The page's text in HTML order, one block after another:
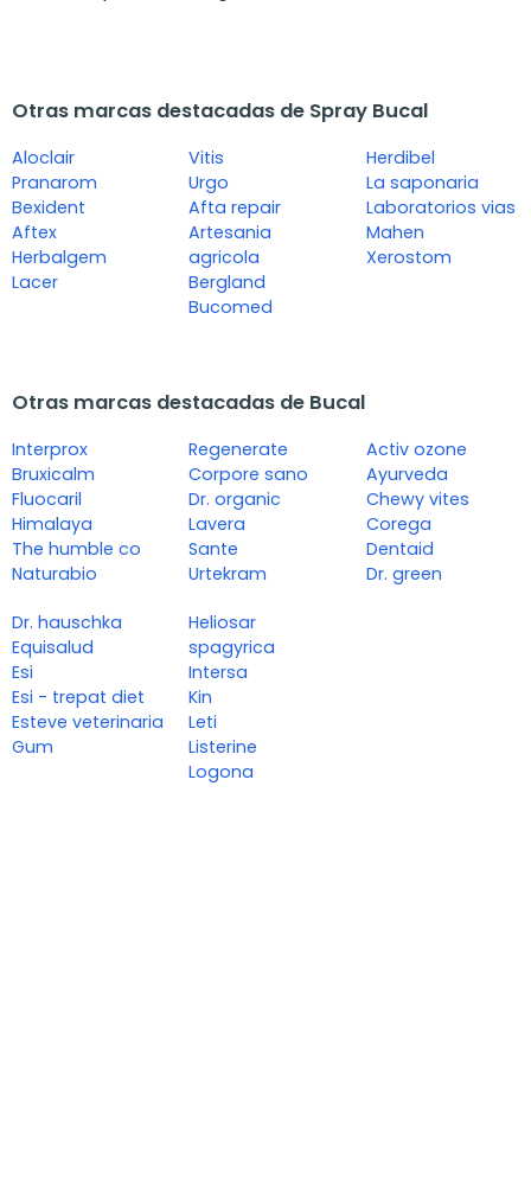
Otras marcas destacadas de Spray Bucal
Aloclair
Pranarom
Bexident
Aftex
Herbalgem
Lacer
Vitis
Urgo
Afta repair
Artesania
agricola
Bergland
Bucomed
Herdibel
La saponaria
Laboratorios vias
Mahen
Xerostom
Otras marcas destacadas de Bucal
Interprox
Bruxicalm
Fluocaril
Himalaya
The humble co
Naturabio
Regenerate
Corpore sano
Dr. organic
Lavera
Sante
Urtekram
Activ ozone
Ayurveda
Chewy vites
Corega
Dentaid
Dr. green
Dr. hauschka
Equisalud
Esi
Esi - trepat diet
Esteve veterinaria
Gum
Heliosar
spagyrica
Intersa
Kin
Leti
Listerine
Logona